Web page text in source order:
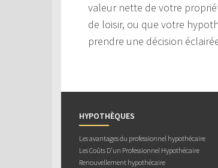
valeur nette de votre
de loisir, ou que votre
prendre une décision
HYPOTHÈQUES
Les avantages du professionnel hypothécaire
Les Coûts D’un Professionnel Hypothécaire
Renouvellement hypothécaire